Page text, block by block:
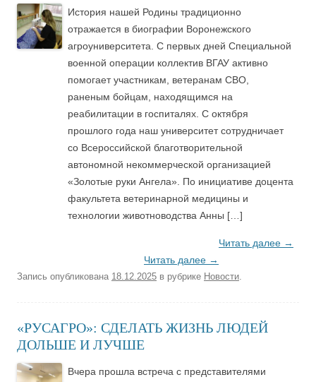
История нашей Родины традиционно
отражается в биографии Воронежского
агроуниверситета. С первых дней Специальной
военной операции коллектив ВГАУ активно
помогает участникам, ветеранам СВО,
раненым бойцам, находящимся на
реабилитации в госпиталях. С октября
прошлого года наш университет сотрудничает
со Всероссийской благотворительной
автономной некоммерческой организацией
«Золотые руки Ангела». По инициативе доцента
факультета ветеринарной медицины и
технологии животноводства Анны […]
Читать далее →
Читать далее →
Запись опубликована 18.12.2025 в рубрике Новости.
«РУСАГРО»: СДЕЛАТЬ ЖИЗНЬ ЛЮДЕЙ
ДОЛЬШЕ И ЛУЧШЕ
Вчера прошла встреча с представителями